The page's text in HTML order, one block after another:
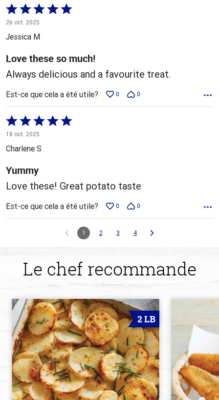
Coté
5 sur
5
26 oct. 2025
Jessica M
Love these so much!
Always delicious and a favourite treat.
Est-ce que cela a été utile? 0 0
Coté
5 sur
5
18 oct. 2025
Charlene S
Yummy
Love these! Great potato taste
Est-ce que cela a été utile? 0 0
1 2 3 4
Le chef recommande
2 LB